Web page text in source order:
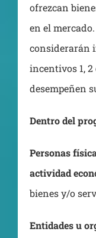
ofrezcan
en el
considerarán
incentivos 1,
desempeñen
Dentro del
Personas
actividad
bienes y/o
Entidades u